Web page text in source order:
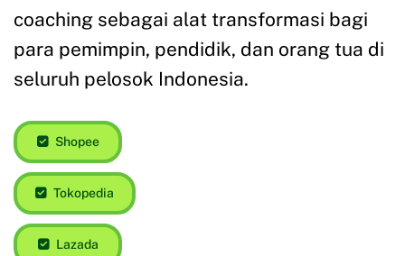
coaching sebagai alat transformasi bagi
para pemimpin, pendidik, dan orang tua di
seluruh pelosok Indonesia.
Shopee
Tokopedia
Lazada